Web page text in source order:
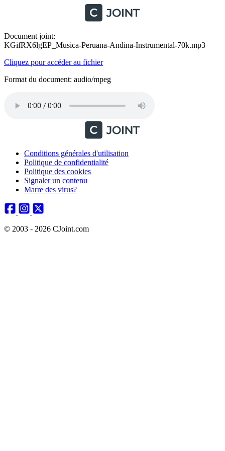
Document joint:
KGifRX6lgEP_Musica-Peruana-Andina-Instrumental-70k.mp3
Cliquez pour accéder au fichier
Format du document: audio/mpeg
Conditions générales d'utilisation
Politique de confidentialité
Politique des cookies
Signaler un contenu
Marre des virus?
© 2003 - 2026 CJoint.com